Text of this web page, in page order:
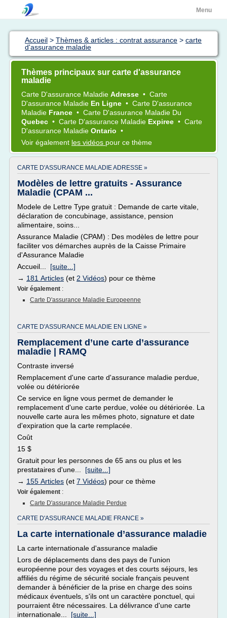
Menu
Accueil > Thèmes & articles : contrat assurance > carte
d'assurance maladie
Thèmes principaux sur carte d'assurance
maladie
Carte D'assurance Maladie Adresse • Carte
D'assurance Maladie En Ligne • Carte D'assurance
Maladie France • Carte D'assurance Maladie Du
Quebec • Carte D'assurance Maladie Expiree • Carte
D'assurance Maladie Ontario •
Voir également les vidéos pour ce thème
CARTE D'ASSURANCE MALADIE ADRESSE »
Modèles de lettre gratuits - Assurance
Maladie (CPAM ...
Modele de Lettre Type gratuit : Demande de carte vitale,
déclaration de concubinage, assistance, pension
alimentaire, soins...
Assurance Maladie (CPAM) : Des modèles de lettre pour
faciliter vos démarches auprès de la Caisse Primaire
d'Assurance Maladie
Accueil... [suite...]
→ 181 Articles (et 2 Vidéos) pour ce thème
Voir également :
Carte D'assurance Maladie Europeenne
CARTE D'ASSURANCE MALADIE EN LIGNE »
Remplacement d’une carte d’assurance
maladie | RAMQ
Contraste inversé
Remplacement d'une carte d'assurance maladie perdue,
volée ou détériorée
Ce service en ligne vous permet de demander le
remplacement d'une carte perdue, volée ou détériorée. La
nouvelle carte aura les mêmes photo, signature et date
d'expiration que la carte remplacée.
Coût
15 $
Gratuit pour les personnes de 65 ans ou plus et les
prestataires d'une... [suite...]
→ 155 Articles (et 7 Vidéos) pour ce thème
Voir également :
Carte D'assurance Maladie Perdue
CARTE D'ASSURANCE MALADIE FRANCE »
La carte internationale d’assurance maladie
La carte internationale d'assurance maladie
Lors de déplacements dans des pays de l'union
européenne pour des voyages et des courts séjours, les
affiliés du régime de sécurité sociale français peuvent
demander à bénéficier de la prise en charge des soins
médicaux éventuels, s'ils ont un caractère ponctuel, qui
pourraient être nécessaires. La délivrance d'une carte
internationale... [suite...]